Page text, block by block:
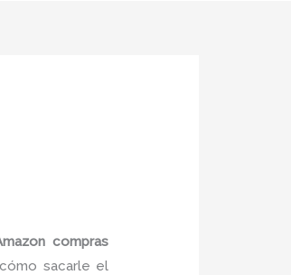
compras
sacarle el